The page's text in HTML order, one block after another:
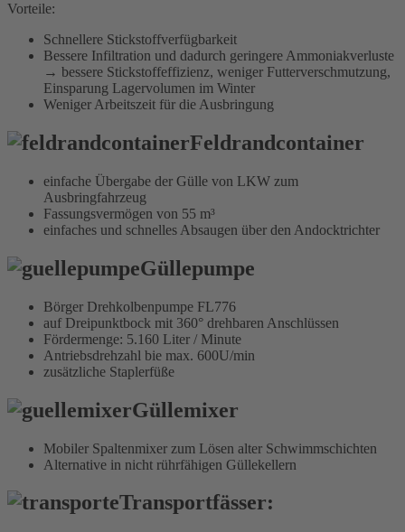
Vorteile:
Schnellere Stickstoffverfügbarkeit
Bessere Infiltration und dadurch geringere Ammoniak­verluste
→ bessere Stickstoffeffizienz, weniger Futterverschmutzung,
Einsparung Lagervolumen im Winter
Weniger Arbeitszeit für die Ausbringung
Feldrandcontainer
einfache Übergabe der Gülle von LKW zum
Ausbringfahrzeug
Fassungsvermögen von 55 m³
einfaches und schnelles Absaugen über den Andocktrichter
Güllepumpe
Börger Drehkolbenpumpe FL776
auf Dreipunktbock mit 360° drehbaren Anschlüssen
Fördermenge: 5.160 Liter / Minute
Antriebsdrehzahl bie max. 600U/min
zusätzliche Staplerfüße
Güllemixer
Mobiler Spaltenmixer zum Lösen alter Schwimmschichten
Alternative in nicht rührfähigen Güllekellern
Transportfässer: